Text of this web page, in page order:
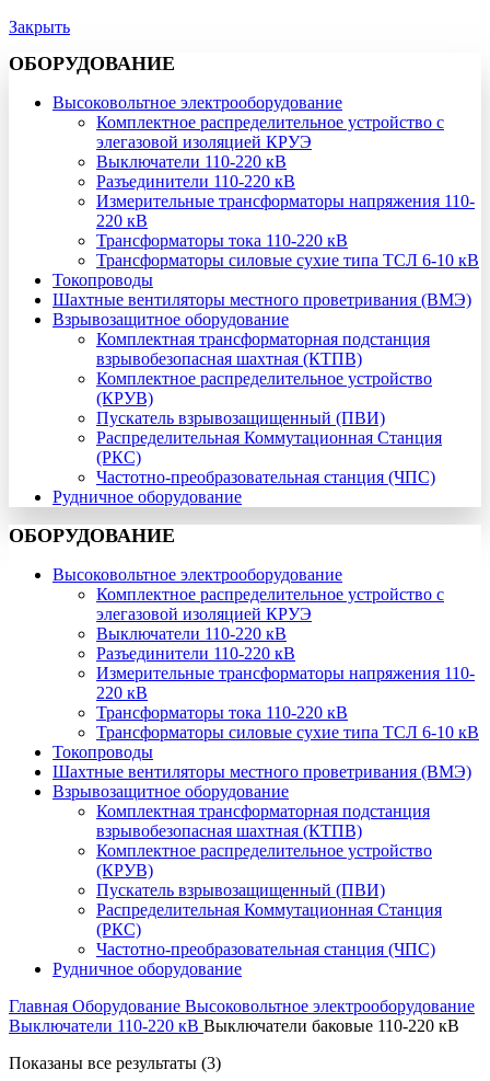
Закрыть
ОБОРУДОВАНИЕ
Высоковольтное электрооборудование
Комплектное распределительное устройство с
элегазовой изоляцией КРУЭ
Выключатели 110-220 кВ
Разъединители 110-220 кВ
Измерительные трансформаторы напряжения 110-
220 кВ
Трансформаторы тока 110-220 кВ
Трансформаторы силовые сухие типа ТСЛ 6-10 кВ
Токопроводы
Шахтные вентиляторы местного проветривания (ВМЭ)
Взрывозащитное оборудование
Комплектная трансформаторная подстанция
взрывобезопасная шахтная (КТПВ)
Комплектное распределительное устройство
(КРУВ)
Пускатель взрывозащищенный (ПВИ)
Распределительная Коммутационная Станция
(РКС)
Частотно-преобразовательная станция (ЧПС)
Рудничное оборудование
ОБОРУДОВАНИЕ
Высоковольтное электрооборудование
Комплектное распределительное устройство с
элегазовой изоляцией КРУЭ
Выключатели 110-220 кВ
Разъединители 110-220 кВ
Измерительные трансформаторы напряжения 110-
220 кВ
Трансформаторы тока 110-220 кВ
Трансформаторы силовые сухие типа ТСЛ 6-10 кВ
Токопроводы
Шахтные вентиляторы местного проветривания (ВМЭ)
Взрывозащитное оборудование
Комплектная трансформаторная подстанция
взрывобезопасная шахтная (КТПВ)
Комплектное распределительное устройство
(КРУВ)
Пускатель взрывозащищенный (ПВИ)
Распределительная Коммутационная Станция
(РКС)
Частотно-преобразовательная станция (ЧПС)
Рудничное оборудование
Главная Оборудование Высоковольтное электрооборудование
Выключатели 110-220 кВ Выключатели баковые 110-220 кВ
Показаны все результаты (3)